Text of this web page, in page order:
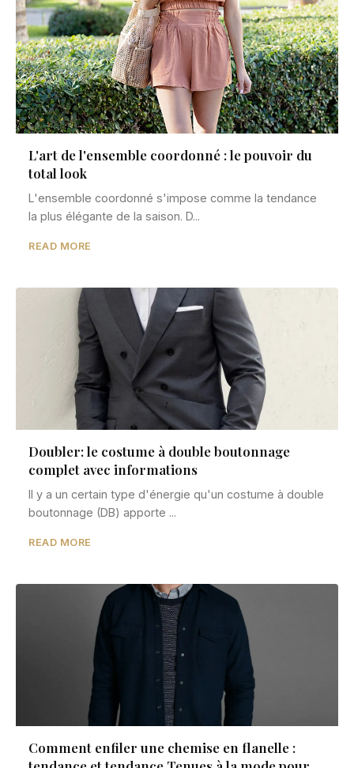
L'art de l'ensemble coordonné : le pouvoir du
total look
L'ensemble coordonné s'impose comme la tendance
la plus élégante de la saison. D...
READ MORE
Doubler: le costume à double boutonnage
complet avec informations
Il y a un certain type d'énergie qu'un costume à double
boutonnage (DB) apporte ...
READ MORE
Comment enfiler une chemise en flanelle :